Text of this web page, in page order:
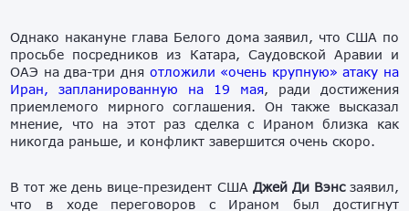
Однако накануне глава Белого дома заявил, что США по
просьбе посредников из Катара, Саудовской Аравии и
ОАЭ на два-три дня отложили «очень крупную» атаку на
Иран, запланированную на 19 мая, ради достижения
приемлемого мирного соглашения. Он также высказал
мнение, что на этот раз сделка с Ираном близка как
никогда раньше, и конфликт завершится очень скоро.
В тот же день вице-президент США Джей Ди Вэнсзаявил,
что в ходе переговоров с Ираном был достигнут